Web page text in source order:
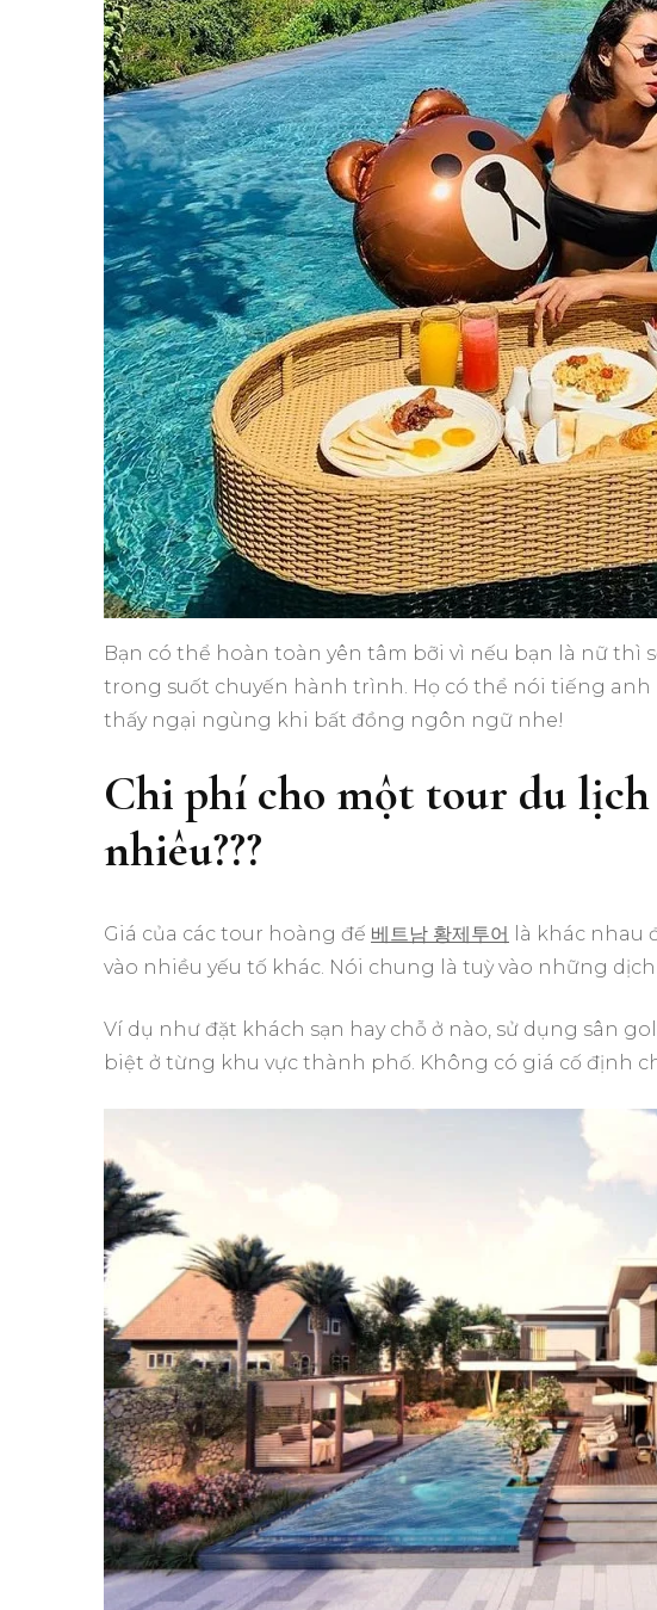
Bạn có thể hoàn toàn yên tâm bỡi vì nếu bạn là nữ thì
trong suốt chuyến hành trình. Họ có thể nói tiếng anh
thấy ngại ngùng khi bất đồng ngôn ngữ nhe!
Chi phí cho một tour du lịch
nhiêu???
Giá của các tour hoàng đế 베트남 황제투어
là khác nhau
vào nhiều yếu tố khác. Nói chung là tuỳ vào những
Ví dụ như đặt khách sạn hay chỗ ở nào, sử dụng sân
biệt ở từng khu vực thành phố. Không có giá cố định